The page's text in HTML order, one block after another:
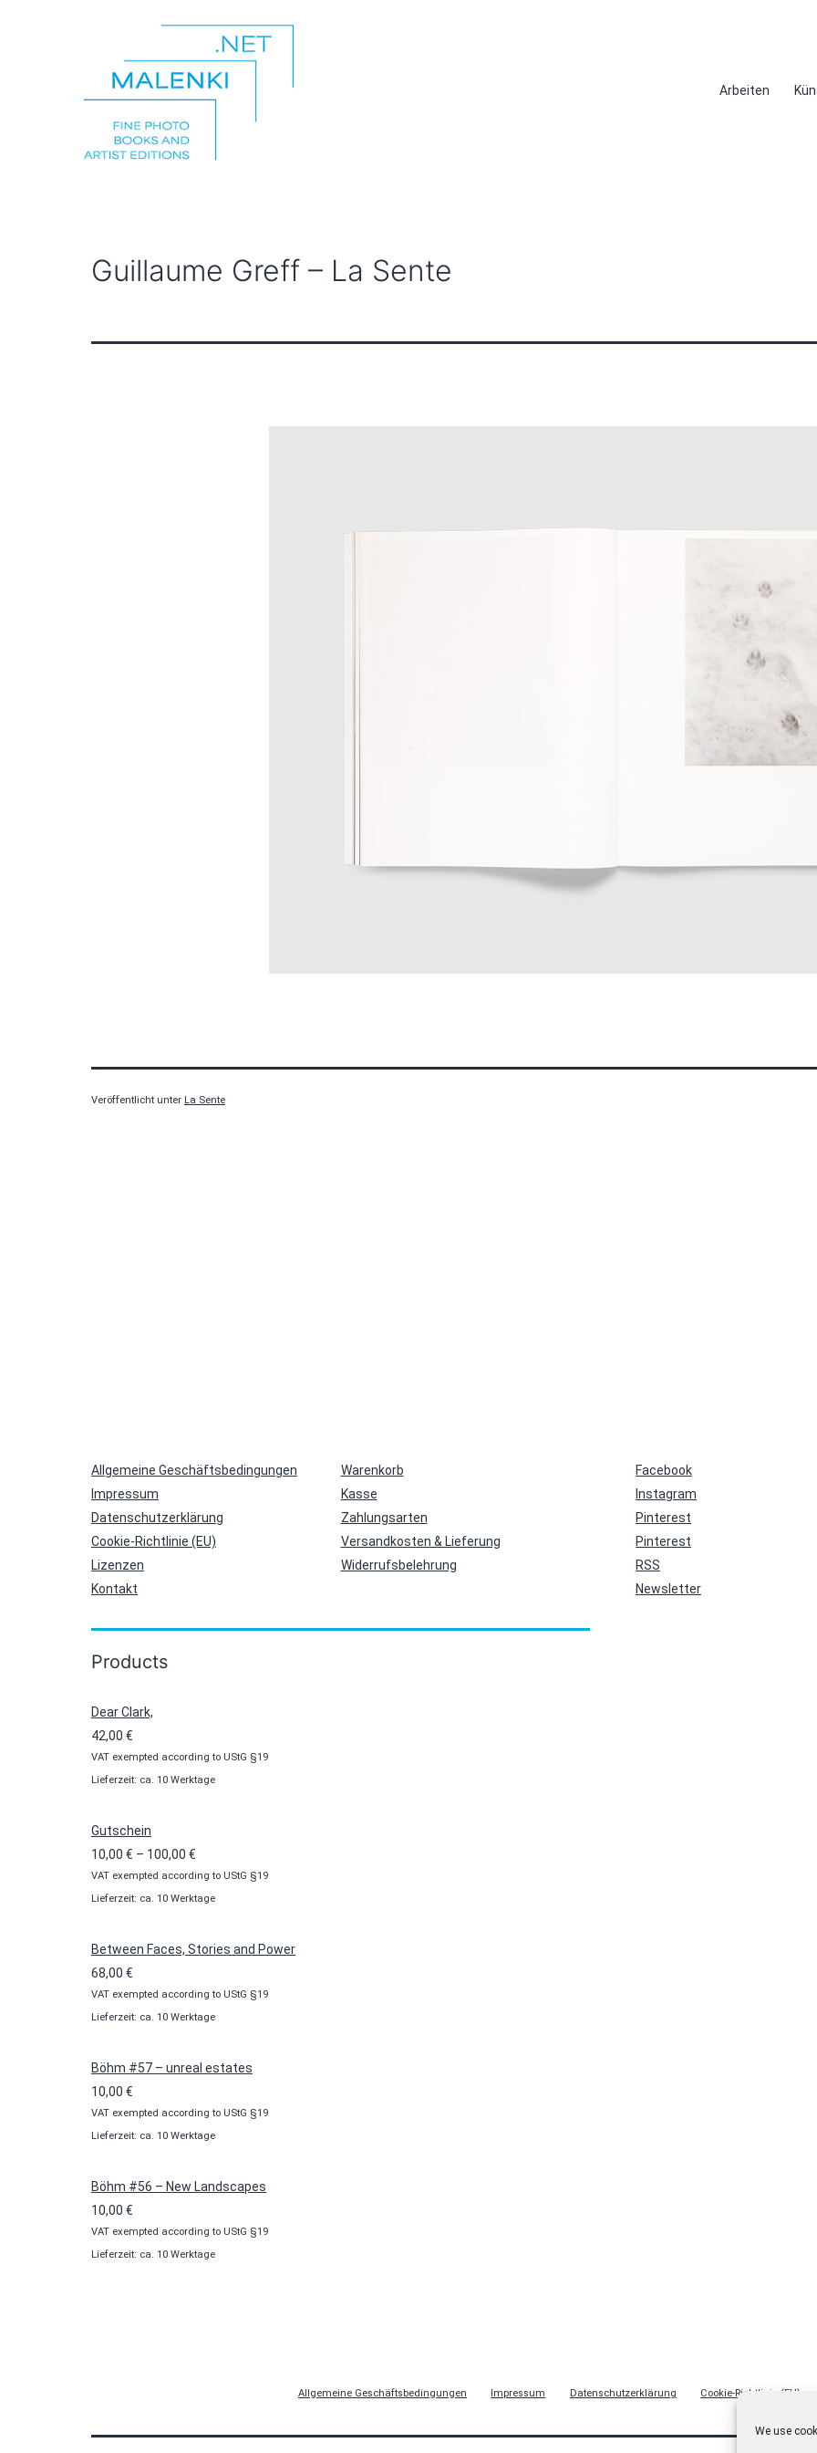
We use
Arbeiten
Guillaume Greff – La Sente
Veröffentlicht unter La Sente
Allgemeine Geschäftsbedingungen
Impressum
Datenschutzerklärung
Cookie-Richtlinie (EU)
Lizenzen
Kontakt
Warenkorb
Kasse
Zahlungsarten
Versandkosten & Lieferung
Widerrufsbelehrung
Facebook
Instagram
Pinterest
Pinterest
RSS
Newsletter
Products
Dear Clark,
42,00 €
VAT exempted according to UStG §19
Lieferzeit: ca. 10 Werktage
Gutschein
10,00 € – 100,00 €
10,00 €
bis
VAT exempted according to UStG §19
Lieferzeit: ca. 10 Werktage
Between Faces, Stories and Power
68,00 €
VAT exempted according to UStG §19
Lieferzeit: ca. 10 Werktage
Böhm #57 – unreal estates
10,00 €
VAT exempted according to UStG §19
Lieferzeit: ca. 10 Werktage
Böhm #56 – New Landscapes
10,00 €
VAT exempted according to UStG §19
Lieferzeit: ca. 10 Werktage
Allgemeine Geschäftsbedingungen Impressum Datenschutzerklärung Cookie-Richtlinie (EU)